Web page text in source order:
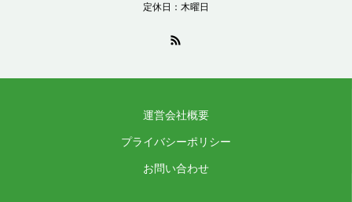
定休日：木曜日
運営会社概要
プライバシーポリシー
お問い合わせ